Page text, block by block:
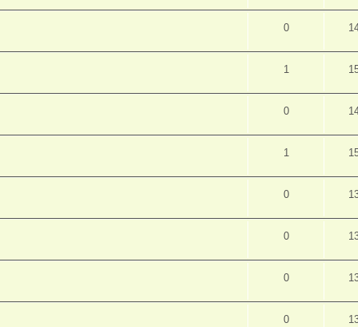
0
1
0
1
0
0
0
0